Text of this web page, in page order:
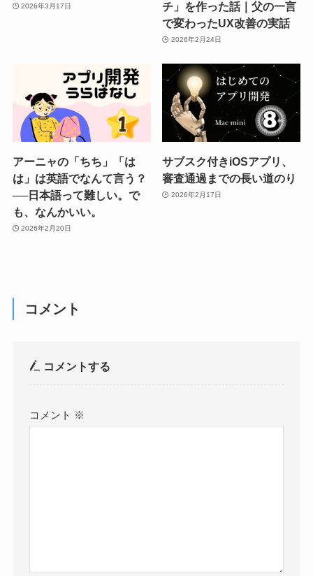
2026年3月17日
チ」を作った話｜父の一言
で変わったUX改善の実話
2026年2月24日
アーニャの「ちち」「は
は」は英語でなんて言う？
──日本語って難しい。で
も、なんかいい。
2026年2月20日
サブスク付きiOSアプリ、
審査通過までの長い道のり
2026年2月17日
コメント
コメントする
コメント ※